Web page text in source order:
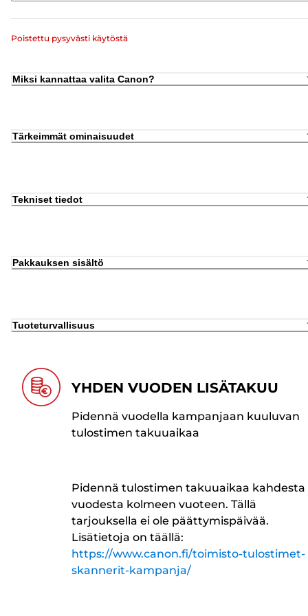
Poistettu pysyvästi käytöstä
Miksi kannattaa valita Canon?
Tärkeimmät ominaisuudet
Tekniset tiedot
Pakkauksen sisältö
Tuoteturvallisuus
YHDEN VUODEN LISÄTAKUU
Pidennä vuodella kampanjaan kuuluvan
tulostimen takuuaikaa
Pidennä tulostimen takuuaikaa kahdesta
vuodesta kolmeen vuoteen. Tällä
tarjouksella ei ole päättymispäivää.
Lisätietoja on täällä:
https://www.canon.fi/toimisto-tulostimet-
skannerit-kampanja/